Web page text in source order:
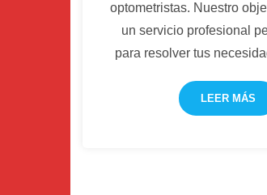
optometristas. Nuestro
un servicio profesional
para resolver tus
LEER MÁS